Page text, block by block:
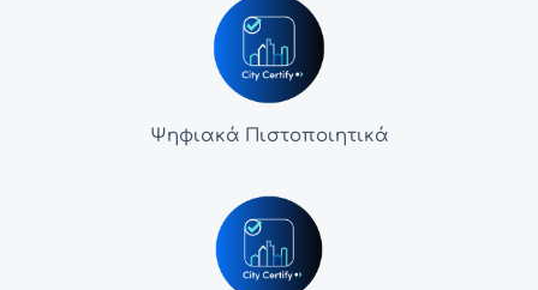
Ψηφιακά Πιστοποιητικά